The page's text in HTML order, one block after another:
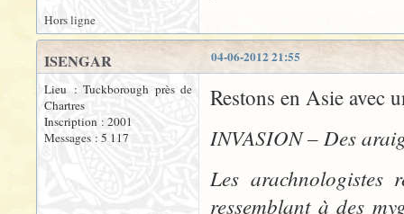
Hors ligne
04-06-2012 21:55
ISENGAR
Lieu : Tuckborough près de
Chartres
Inscription : 2001
Messages : 5 117
Restons en Asie avec
INVASION – Des
Les arachnologistes
ressemblant à des